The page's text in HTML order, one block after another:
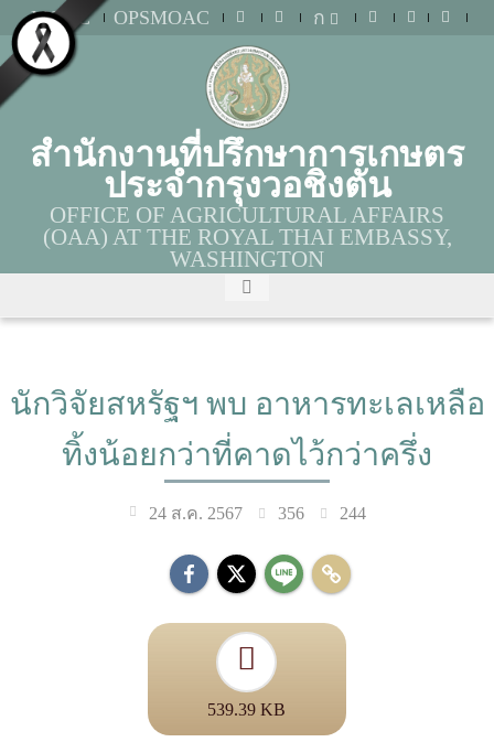
MOAC OPSMOAC ก
สำนักงานที่ปรึกษาการเกษตร
ประจำกรุงวอชิงตัน
OFFICE OF AGRICULTURAL AFFAIRS
(OAA) AT THE ROYAL THAI EMBASSY,
WASHINGTON
นักวิจัยสหรัฐฯ พบ อาหารทะเลเหลือ
ทิ้งน้อยกว่าที่คาดไว้กว่าครึ่ง
24 ส.ค. 2567 356 244
539.39 KB